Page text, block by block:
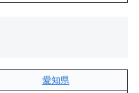
愛知県